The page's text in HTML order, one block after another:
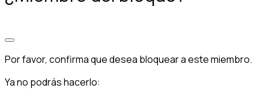
Por favor, confirma que desea bloquear a este miembro.
Ya no podrás hacerlo: